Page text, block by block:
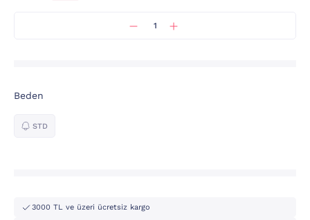
Beden
STD
3000 TL ve üzeri ücretsiz kargo